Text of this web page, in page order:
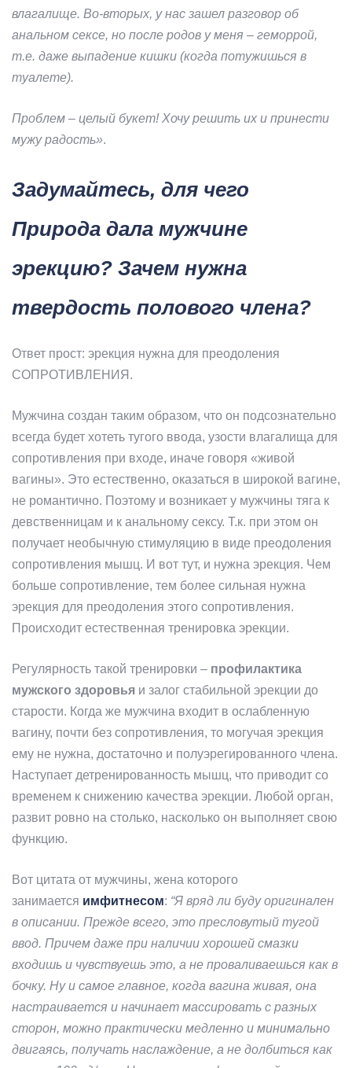
влагалище. Во-вторых, у нас зашел разговор об
анальном сексе, но после родов у меня – геморрой,
т.е. даже выпадение кишки (когда потужишься в
туалете).
Проблем – целый букет! Хочу решить их и принести
мужу радость».
Задумайтесь, для чего
Природа дала мужчине
эрекцию? Зачем нужна
твердость полового члена?
Ответ прост: эрекция нужна для преодоления
СОПРОТИВЛЕНИЯ.
Мужчина создан таким образом, что он подсознательно
всегда будет хотеть тугого ввода, узости влагалища для
сопротивления при входе, иначе говоря «живой
вагины». Это естественно, оказаться в широкой вагине,
не романтично. Поэтому и возникает у мужчины тяга к
девственницам и к анальному сексу. Т.к. при этом он
получает необычную стимуляцию в виде преодоления
сопротивления мышц. И вот тут, и нужна эрекция. Чем
больше сопротивление, тем более сильная нужна
эрекция для преодоления этого сопротивления.
Происходит естественная тренировка эрекции.
Регулярность такой тренировки – профилактика
мужского здоровья и залог стабильной эрекции до
старости. Когда же мужчина входит в ослабленную
вагину, почти без сопротивления, то могучая эрекция
ему не нужна, достаточно и полуэрегированного члена.
Наступает детренированность мышц, что приводит со
временем к снижению качества эрекции. Любой орган,
развит ровно на столько, насколько он выполняет свою
функцию.
Вот цитата от мужчины, жена которого
занимается имфитнесом: “Я вряд ли буду оригинален
в описании. Прежде всего, это пресловутый тугой
ввод. Причем даже при наличии хорошей смазки
входишь и чувствуешь это, а не проваливаешься как в
бочку. Ну и самое главное, когда вагина живая, она
настраивается и начинает массировать с разных
сторон, можно практически медленно и минимально
двигаясь, получать наслаждение, а не долбиться как